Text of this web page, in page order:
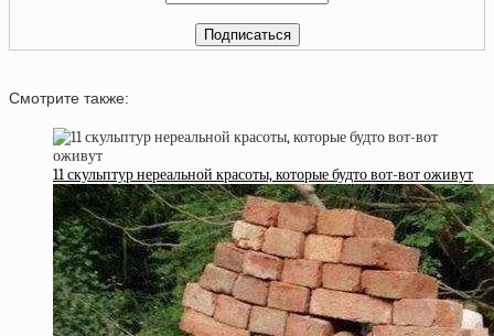
Смотрите также:
11 скульптур нереальной красоты, которые будто вот-вот оживут